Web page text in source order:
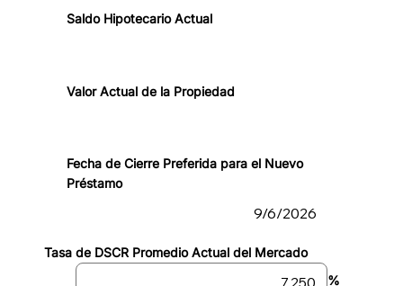
Saldo Hipotecario Actual
Tasa de DSCR Promedio Actual del Mercado
%
Valor Actual de la Propiedad
Fecha de Cierre Preferida para el Nuevo
Préstamo